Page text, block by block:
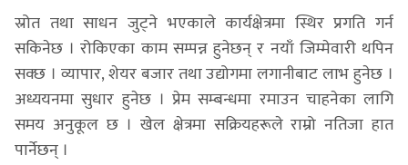
स्रोत तथा साधन जुट्ने भएकाले कार्यक्षेत्रमा स्थिर प्रगति गर्न
सकिनेछ । रोकिएका काम सम्पन्न हुनेछन् र नयाँ जिम्मेवारी थपिन
सक्छ । व्यापार, शेयर बजार तथा उद्योगमा लगानीबाट लाभ हुनेछ ।
अध्ययनमा सुधार हुनेछ । प्रेम सम्बन्धमा रमाउन चाहनेका लागि
समय अनुकूल छ । खेल क्षेत्रमा सक्रियहरूले राम्रो नतिजा हात
पार्नेछन् ।